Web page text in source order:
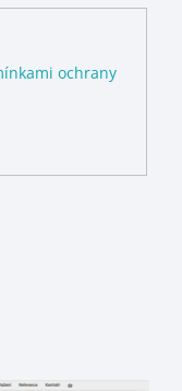
ochrany